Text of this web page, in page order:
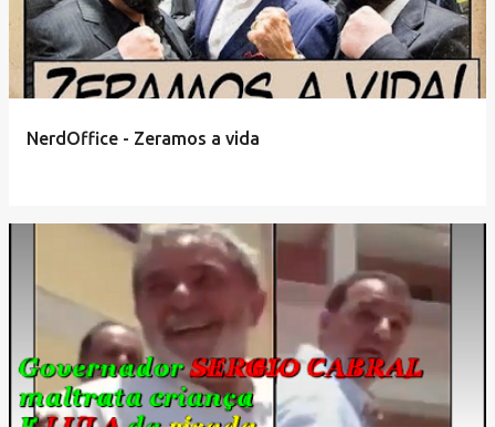
NerdOffice - Zeramos a vida